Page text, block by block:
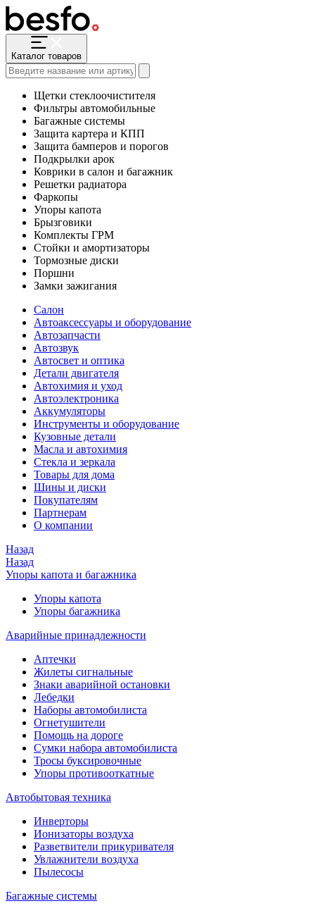
Каталог товаров
Щетки стеклоочистителя
Фильтры автомобильные
Багажные системы
Защита картера и КПП
Защита бамперов и порогов
Подкрылки арок
Коврики в салон и багажник
Решетки радиатора
Фаркопы
Упоры капота
Брызговики
Комплекты ГРМ
Стойки и амортизаторы
Тормозные диски
Поршни
Замки зажигания
Салон
Автоаксессуары и оборудование
Автозапчасти
Автозвук
Автосвет и оптика
Детали двигателя
Автохимия и уход
Автоэлектроника
Аккумуляторы
Инструменты и оборудование
Кузовные детали
Масла и автохимия
Стекла и зеркала
Товары для дома
Шины и диски
Покупателям
Партнерам
О компании
Назад
Назад
Упоры капота и багажника
Упоры капота
Упоры багажника
Аварийные принадлежности
Аптечки
Жилеты сигнальные
Знаки аварийной остановки
Лебедки
Наборы автомобилиста
Огнетушители
Помощь на дороге
Сумки набора автомобилиста
Тросы буксировочные
Упоры противооткатные
Автобытовая техника
Инверторы
Ионизаторы воздуха
Разветвители прикуривателя
Увлажнители воздуха
Пылесосы
Багажные системы